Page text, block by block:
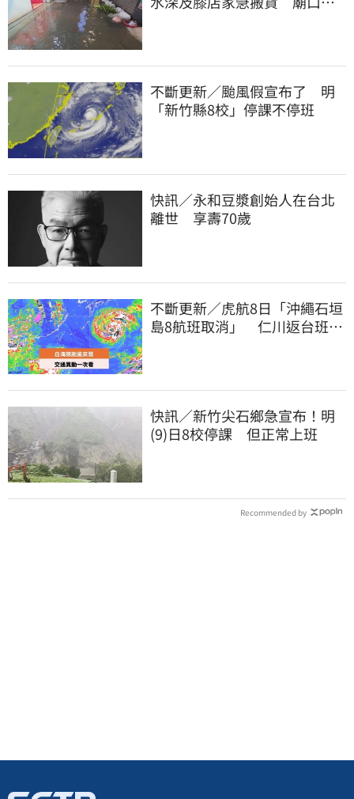
不斷更新／颱風假宣布了 明
「新竹縣8校」停課不停班
快訊／永和豆漿創始人在台北
離世 享壽70歲
不斷更新／虎航8日「沖繩石垣
島8航班取消」 仁川返台班機
快訊／新竹尖石鄉急宣布！明
(9)日8校停課 但正常上班
Recommended by